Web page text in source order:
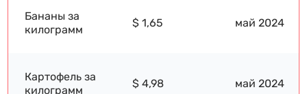
Бананы за
килограмм
$ 1,65 май 2024
Картофель за
килограмм
$ 4,98 май 2024